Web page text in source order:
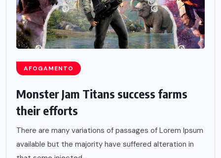
AFOGAMENTO
Monster Jam Titans success farms
their efforts
There are many variations of passages of Lorem Ipsum
available but the majority have suffered alteration in